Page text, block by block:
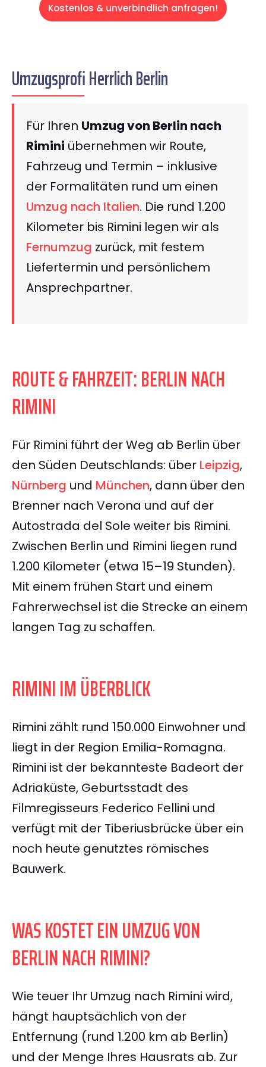
Kostenlos & unverbindlich anfragen!
Umzugsprofi Herrlich Berlin
Für Ihren Umzug von Berlin nach
Rimini übernehmen wir Route,
Fahrzeug und Termin – inklusive
der Formalitäten rund um einen
Umzug nach Italien. Die rund 1.200
Kilometer bis Rimini legen wir als
Fernumzug zurück, mit festem
Liefertermin und persönlichem
Ansprechpartner.
ROUTE & FAHRZEIT: BERLIN NACH
RIMINI
Für Rimini führt der Weg ab Berlin über
den Süden Deutschlands: über Leipzig,
Nürnberg und München, dann über den
Brenner nach Verona und auf der
Autostrada del Sole weiter bis Rimini.
Zwischen Berlin und Rimini liegen rund
1.200 Kilometer (etwa 15–19 Stunden).
Mit einem frühen Start und einem
Fahrerwechsel ist die Strecke an einem
langen Tag zu schaffen.
RIMINI IM ÜBERBLICK
Rimini zählt rund 150.000 Einwohner und
liegt in der Region Emilia-Romagna.
Rimini ist der bekannteste Badeort der
Adriaküste, Geburtsstadt des
Filmregisseurs Federico Fellini und
verfügt mit der Tiberiusbrücke über ein
noch heute genutztes römisches
Bauwerk.
WAS KOSTET EIN UMZUG VON
BERLIN NACH RIMINI?
Wie teuer Ihr Umzug nach Rimini wird,
hängt hauptsächlich von der
Entfernung (rund 1.200 km ab Berlin)
und der Menge Ihres Hausrats ab. Zur